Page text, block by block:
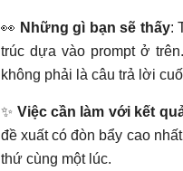
👀 Những gì bạn sẽ thấy:
trúc dựa vào prompt ở
không phải là câu trả lời
✨ Việc cần làm với kết
đề xuất có đòn bẩy cao
thứ cùng một lúc.